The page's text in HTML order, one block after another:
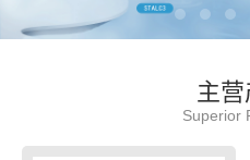
主
Superior